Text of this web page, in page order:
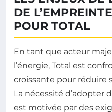
DE
POUR TOTAL
En tant que acteur
l’énergie, Total est
croissante pour réduire
La nécessité d’adopter
est motivée par des